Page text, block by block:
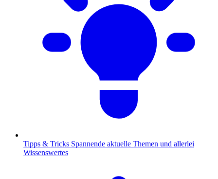
Tipps & Tricks Spannende aktuelle Themen und allerlei
Wissenswertes